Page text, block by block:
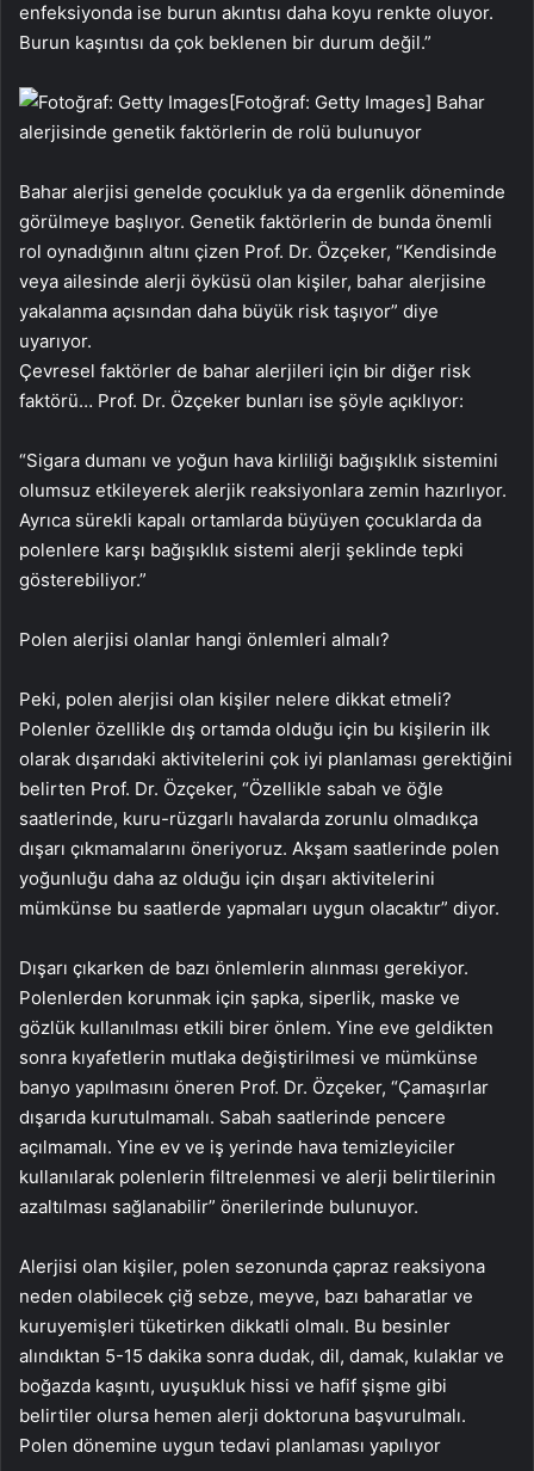
enfeksiyonda ise burun akıntısı daha koyu renkte oluyor.
Burun kaşıntısı da çok beklenen bir durum değil.”
[Fotoğraf: Getty Images] Bahar
alerjisinde genetik faktörlerin de rolü bulunuyor
Bahar alerjisi genelde çocukluk ya da ergenlik döneminde
görülmeye başlıyor. Genetik faktörlerin de bunda önemli
rol oynadığının altını çizen Prof. Dr. Özçeker, “Kendisinde
veya ailesinde alerji öyküsü olan kişiler, bahar alerjisine
yakalanma açısından daha büyük risk taşıyor” diye
uyarıyor.
Çevresel faktörler de bahar alerjileri için bir diğer risk
faktörü… Prof. Dr. Özçeker bunları ise şöyle açıklıyor:
“Sigara dumanı ve yoğun hava kirliliği bağışıklık sistemini
olumsuz etkileyerek alerjik reaksiyonlara zemin hazırlıyor.
Ayrıca sürekli kapalı ortamlarda büyüyen çocuklarda da
polenlere karşı bağışıklık sistemi alerji şeklinde tepki
gösterebiliyor.”
Polen alerjisi olanlar hangi önlemleri almalı?
Peki, polen alerjisi olan kişiler nelere dikkat etmeli?
Polenler özellikle dış ortamda olduğu için bu kişilerin ilk
olarak dışarıdaki aktivitelerini çok iyi planlaması gerektiğini
belirten Prof. Dr. Özçeker, “Özellikle sabah ve öğle
saatlerinde, kuru-rüzgarlı havalarda zorunlu olmadıkça
dışarı çıkmamalarını öneriyoruz. Akşam saatlerinde polen
yoğunluğu daha az olduğu için dışarı aktivitelerini
mümkünse bu saatlerde yapmaları uygun olacaktır” diyor.
Dışarı çıkarken de bazı önlemlerin alınması gerekiyor.
Polenlerden korunmak için şapka, siperlik, maske ve
gözlük kullanılması etkili birer önlem. Yine eve geldikten
sonra kıyafetlerin mutlaka değiştirilmesi ve mümkünse
banyo yapılmasını öneren Prof. Dr. Özçeker, “Çamaşırlar
dışarıda kurutulmamalı. Sabah saatlerinde pencere
açılmamalı. Yine ev ve iş yerinde hava temizleyiciler
kullanılarak polenlerin filtrelenmesi ve alerji belirtilerinin
azaltılması sağlanabilir” önerilerinde bulunuyor.
Alerjisi olan kişiler, polen sezonunda çapraz reaksiyona
neden olabilecek çiğ sebze, meyve, bazı baharatlar ve
kuruyemişleri tüketirken dikkatli olmalı. Bu besinler
alındıktan 5-15 dakika sonra dudak, dil, damak, kulaklar ve
boğazda kaşıntı, uyuşukluk hissi ve hafif şişme gibi
belirtiler olursa hemen alerji doktoruna başvurulmalı.
Polen dönemine uygun tedavi planlaması yapılıyor